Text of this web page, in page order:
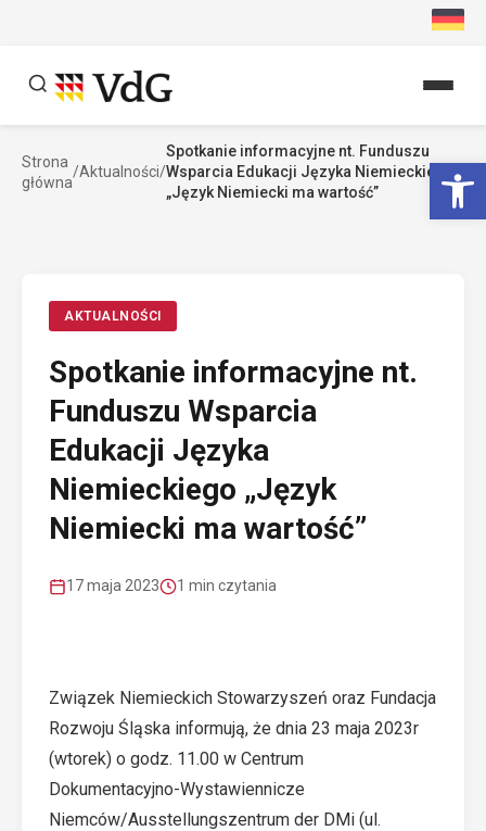
Szukaj
Szukaj
Strona
główna
/Aktualności/
Spotkanie informacyjne nt. Funduszu
Wsparcia Edukacji Języka Niemieckiego
„Język Niemiecki ma wartość”
AKTUALNOŚCI
Spotkanie informacyjne nt.
Funduszu Wsparcia
Edukacji Języka
Niemieckiego „Język
Niemiecki ma wartość”
17 maja 2023 1 min czytania
Związek Niemieckich Stowarzyszeń oraz Fundacja
Rozwoju Śląska informują, że dnia 23 maja 2023r
(wtorek) o godz. 11.00 w Centrum
Dokumentacyjno-Wystawiennicze
Niemców/Ausstellungszentrum der DMi (ul.